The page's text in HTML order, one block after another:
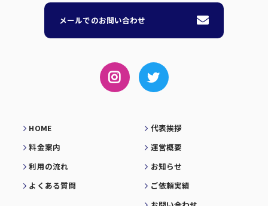
メールでのお問い合わせ
HOME
料金案内
利用の流れ
よくある質問
代表挨拶
運営概要
お知らせ
ご依頼実績